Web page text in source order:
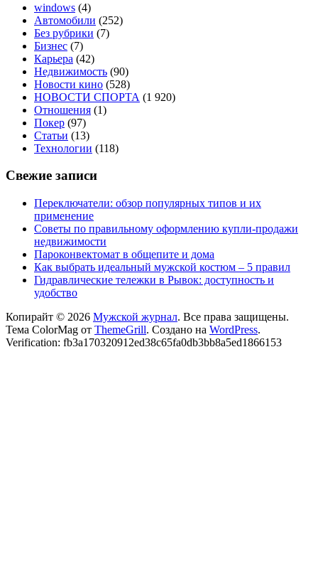
windows (4)
Автомобили (252)
Без рубрики (7)
Бизнес (7)
Карьера (42)
Недвижимость (90)
Новости кино (528)
НОВОСТИ СПОРТА (1 920)
Отношения (1)
Покер (97)
Статьи (13)
Технологии (118)
Свежие записи
Переключатели: обзор популярных типов и их
применение
Советы по правильному оформлению купли-продажи
недвижимости
Пароконвектомат в общепите и дома
Как выбрать идеальный мужской костюм – 5 правил
Гидравлические тележки в Рывок: доступность и
удобство
Копирайт © 2026 Мужской журнал. Все права защищены.
Тема ColorMag от ThemeGrill. Создано на WordPress.
Verification: fb3a170320912ed38c65fa0db3bb8a5ed1866153